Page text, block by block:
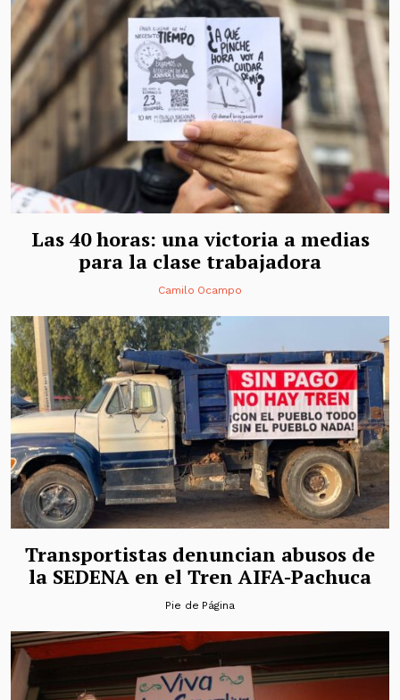
Las 40 horas: una victoria a medias
para la clase trabajadora
Camilo Ocampo
Transportistas denuncian abusos de
la SEDENA en el Tren AIFA-Pachuca
Pie de Página